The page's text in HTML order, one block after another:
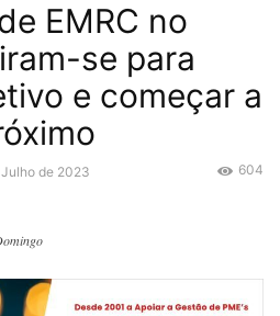
EMRC no
se para
e começar a
de 2023 604